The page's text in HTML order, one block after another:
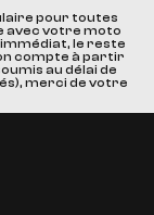
pour toutes
avec votre moto
le reste
compte à partir
au délai de
merci de votre